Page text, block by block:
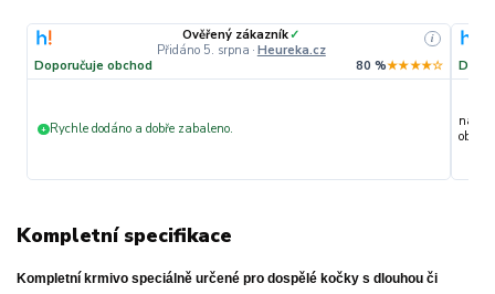
Ověřený zákazník✓
Přidáno 5. srpna · Heureka.cz
i
Doporučuje obchod 80 %★★★★☆
+ Rychle dodáno a dobře zabaleno.
Kompletní specifikace
Kompletní krmivo speciálně určené pro dospělé kočky s dlouhou či